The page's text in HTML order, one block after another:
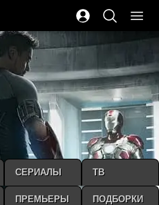
СЕРИАЛЫ ТВ
ПРЕМЬЕРЫ ПОДБОРКИ